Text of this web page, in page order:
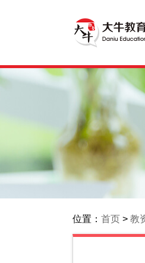
位置： 首页 > 教